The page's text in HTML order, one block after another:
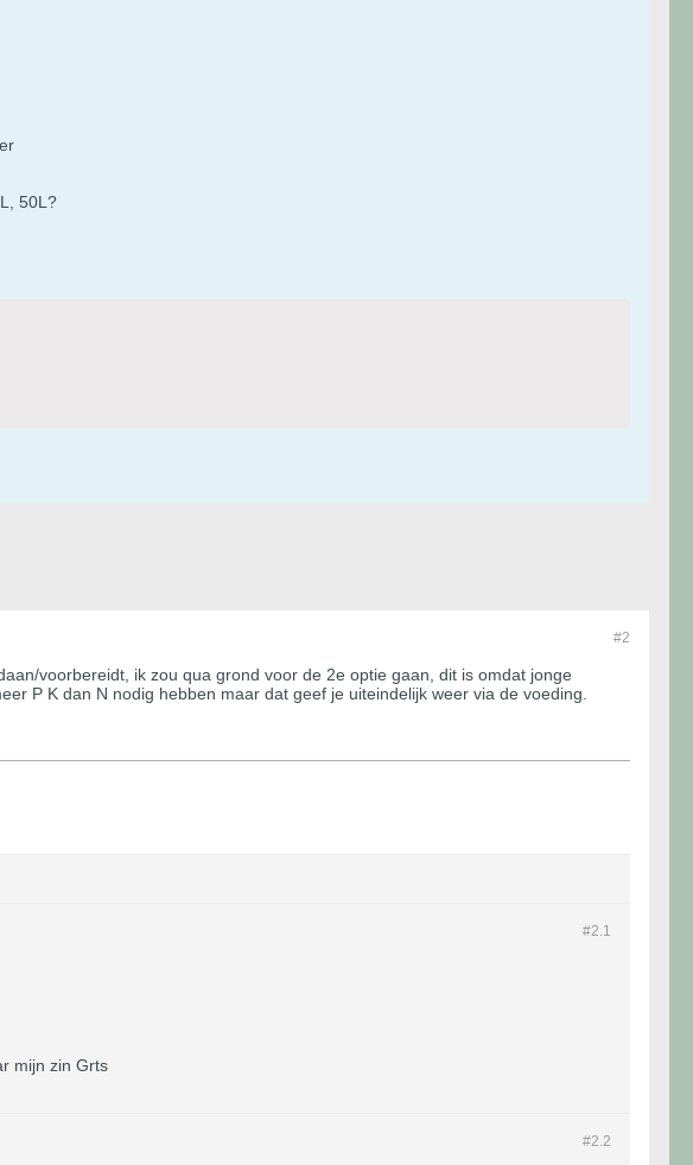
50L?
#2
voorbereidt, ik zou qua grond voor de 2e optie gaan, dit is omdat jonge
P K dan N nodig hebben maar dat geef je uiteindelijk weer via de voeding.
#2. 1
mijn zin Grts
#2. 2